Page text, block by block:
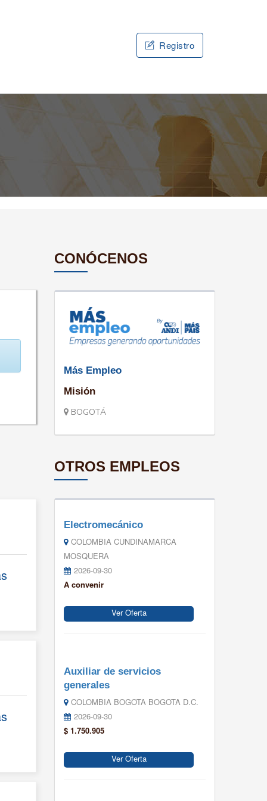
Registro
CONÓCENOS
Más Empleo
Misión
BOGOTÁ
OTROS EMPLEOS
Electromecánico
COLOMBIA CUNDINAMARCA
MOSQUERA
2026-09-30
A convenir
Ver Oferta
Auxiliar de servicios
generales
COLOMBIA BOGOTA BOGOTA D.C.
2026-09-30
$ 1.750.905
Ver Oferta